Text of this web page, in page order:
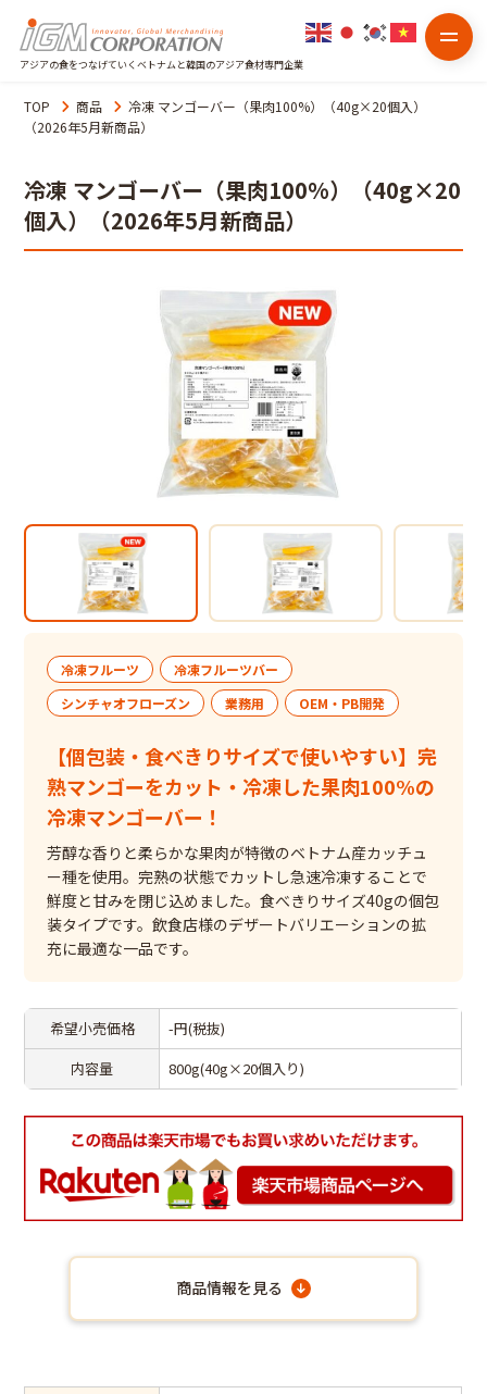
アジアの食をつなげていくベトナムと韓国のアジア食材専門企業
TOP 商品
冷凍 マンゴーバー（果肉100%）（40g×20個入）
（2026年5月新商品）
冷凍 マンゴーバー（果肉100%）（40g×20
個入）（2026年5月新商品）
冷凍フルーツ
冷凍フルーツバー
シンチャオフローズン
業務用 OEM・PB開発
【個包装・食べきりサイズで使いやすい】完
熟マンゴーをカット・冷凍した果肉100%の
冷凍マンゴーバー！
芳醇な香りと柔らかな果肉が特徴のベトナム産カッチュ
ー種を使用。完熟の状態でカットし急速冷凍することで
鮮度と甘みを閉じ込めました。食べきりサイズ40gの個包
装タイプです。飲食店様のデザートバリエーションの拡
充に最適な一品です。
希望小売価格
-円(税抜)
内容量
800g(40g×20個入り)
商品情報を見る